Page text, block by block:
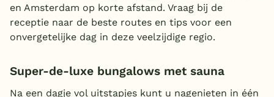
en Amsterdam op korte afstand. Vraag bij de
receptie naar de beste routes en tips voor een
onvergetelijke dag in deze veelzijdige regio.
Super-de-luxe bungalows met sauna
Na een dagje vol uitstapjes kunt u nagenieten in één